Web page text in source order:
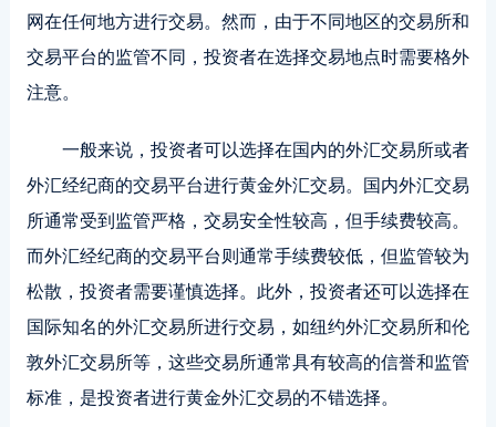
网在任何地方进行交易。然而，由于不同地区的交易所和
交易平台的监管不同，投资者在选择交易地点时需要格外
注意。
一般来说，投资者可以选择在国内的外汇交易所或者
外汇经纪商的交易平台进行黄金外汇交易。国内外汇交易
所通常受到监管严格，交易安全性较高，但手续费较高。
而外汇经纪商的交易平台则通常手续费较低，但监管较为
松散，投资者需要谨慎选择。此外，投资者还可以选择在
国际知名的外汇交易所进行交易，如纽约外汇交易所和伦
敦外汇交易所等，这些交易所通常具有较高的信誉和监管
标准，是投资者进行黄金外汇交易的不错选择。